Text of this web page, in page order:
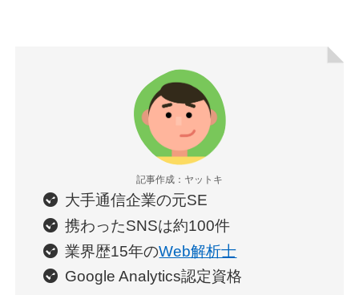
記事作成：ヤットキ
大手通信企業の元SE
携わったSNSは約100件
業界歴15年のWeb解析士
Google Analytics認定資格